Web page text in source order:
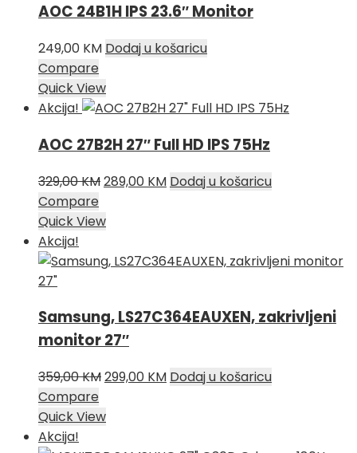
AOC 24B1H IPS 23.6″ Monitor
249,00 KM Dodaj u košaricu
Compare
Quick View
Akcija!
AOC 27B2H 27″ Full HD IPS 75Hz
329,00KMIzvorna
bila
329,00 KM.
289,00 KMTrenutna
Dodaj u košaricu
Compare
Quick View
Akcija!
Samsung, LS27C364EAUXEN, zakrivljeni
monitor 27″
359,00KMIzvorna
bila
299,00 KMTrenutna
Dodaj u košaricu
Compare
Quick View
Akcija!